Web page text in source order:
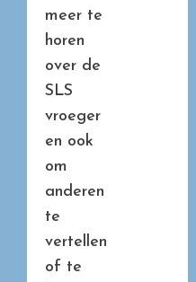
meer te
horen
over de
SLS
vroeger
en ook
om
anderen
te
vertellen
of te